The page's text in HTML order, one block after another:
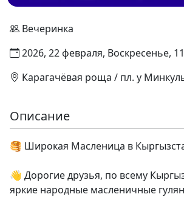
Вечеринка
2026, 22 февраля, Воскресенье,
Карагачёвая роща / пл. у
Описание
🥞 Широкая Масленица в
👋 Дорогие друзья, по всему
яркие народные масленичные